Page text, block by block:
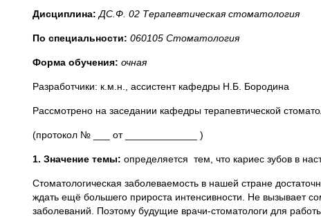
Дисциплина: ДС.Ф. 02 Терапевтическая стоматология
По специальности: 060105 Стоматология
Форма обучения: очная
Разработчики: к.м.н., ассистент кафедры Н.Б. Бородина
Рассмотрено на заседании кафедры терапевтической
(протокол № ___ от _____________ )
1. Значение темы: определяется тем, что кариес зубов в
Стоматологическая заболеваемость в нашей стране
ждать ещё большего прироста интенсивности. Не вызывает
заболеваний. Поэтому будущие врачи-стоматологи для